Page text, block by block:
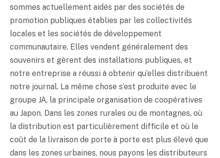
sommes actuellement aidés par des sociétés de
promotion publiques établies par les collectivités
locales et les sociétés de développement
communautaire. Elles vendent généralement des
souvenirs et gèrent des installations publiques, et
notre entreprise a réussi à obtenir qu’elles distribuent
notre journal. La même chose s’est produite avec le
groupe JA, la principale organisation de coopératives
au Japon. Dans les zones rurales ou de montagnes, où
la distribution est particulièrement difficile et où le
coût de la livraison de porte à porte est plus élevé que
dans les zones urbaines, nous payons les distributeurs